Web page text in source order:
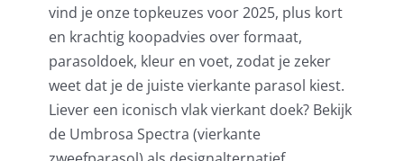
Onze merken
vind je onze topkeuzes voor 2025, plus kort
en krachtig koopadvies over formaat,
parasoldoek, kleur en voet, zodat je zeker
weet dat je de juiste vierkante parasol kiest.
Liever een iconisch vlak vierkant doek? Bekijk
de Umbrosa Spectra (vierkante